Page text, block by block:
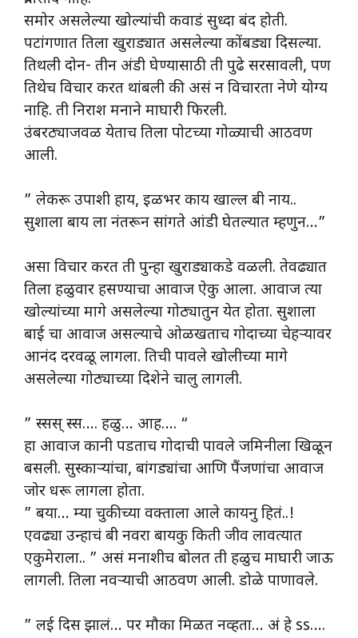
समोर असलेल्या खोल्यांची कवाडं सुध्दा बंद होती.
पटांगणात तिला खुराड्यात असलेल्या कोंबड्या दिसल्या.
तिथली दोन- तीन अंडी घेण्यासाठी ती पुढे सरसावली, पण
तिथेच विचार करत थांबली की असं न विचारता नेणे योग्य
नाहि. ती निराश मनाने माघारी फिरली.
उंबरठ्याजवळ येताच तिला पोटच्या गोळ्याची आठवण
आली.
” लेकरू उपाशी हाय, इळभर काय खाल्ल बी नाय..
सुशाला बाय ला नंतरून सांगते आंडी घेतल्यात म्हणुन…”
असा विचार करत ती पुन्हा खुराड्याकडे वळली. तेवढ्यात
तिला हळुवार हसण्याचा आवाज ऐकु आला. आवाज त्या
खोल्यांच्या मागे असलेल्या गोठ्यातुन येत होता. सुशाला
बाई चा आवाज असल्याचे ओळखताच गोदाच्या चेहऱ्यावर
आनंद दरवळू लागला. तिची पावले खोलीच्या मागे
असलेल्या गोठ्याच्या दिशेने चालु लागली.
” स्सस् स्स…. हळु… आह…. “
हा आवाज कानी पडताच गोदाची पावले जमिनीला खिळून
बसली. सुस्काऱ्यांचा, बांगड्यांचा आणि पैंजणांचा आवाज
जोर धरू लागला होता.
” बया… म्या चुकीच्या वक्ताला आले कायनु हितं..!
एवढ्या उन्हाचं बी नवरा बायकु किती जीव लावत्यात
एकुमेराला.. ” असं मनाशीच बोलत ती हळुच माघारी जाऊ
लागली. तिला नवऱ्याची आठवण आली. डोळे पाणावले.
” लई दिस झालं… पर मौका मिळत नव्हता… अं हे ss….